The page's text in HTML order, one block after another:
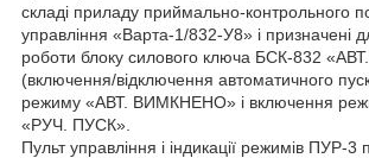
складі приладу приймально-контрольного
управління «Варта-1/832-У8» і призначені
роботи блоку силового ключа БСК-832
(включення/відключення автоматичного
режиму «АВТ. ВИМКНЕНО» і включення
«РУЧ. ПУСК».
Пульт управління і індикації режимів ПУР-